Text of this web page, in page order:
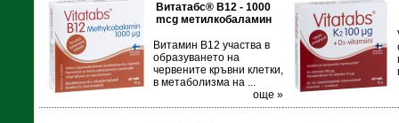
Витатабс® В12 - 1000
mcg метилкобаламин
Витамин В12 участва в
образуването на
червените кръвни клетки,
в метаболизма на ...
още »